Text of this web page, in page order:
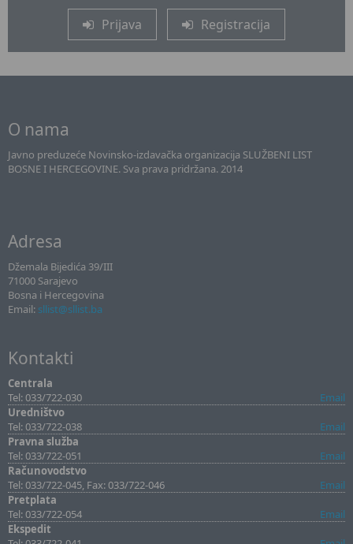
Prijava Registracija
O nama
Javno preduzeće Novinsko-izdavačka organizacija SLUŽBENI LIST
BOSNE I HERCEGOVINE. Sva prava pridržana. 2014
Adresa
Džemala Bijedića 39/III
71000 Sarajevo
Bosna i Hercegovina
Email: sllist@sllist.ba
Kontakti
Centrala
Tel: 033/722-030
Email
Uredništvo
Tel: 033/722-038
Email
Pravna služba
Tel: 033/722-051
Email
Računovodstvo
Tel: 033/722-045, Fax: 033/722-046
Email
Pretplata
Tel: 033/722-054
Email
Ekspedit